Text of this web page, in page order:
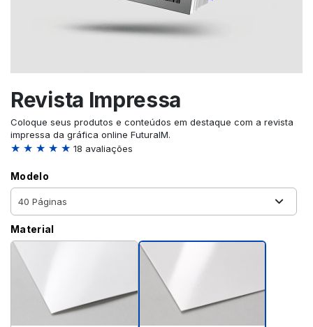
Revista Impressa
Coloque seus produtos e conteúdos em destaque com a revista
impressa da gráfica online FuturaIM.
★ ★ ★ ★ ★ 18 avaliações
Modelo
Material